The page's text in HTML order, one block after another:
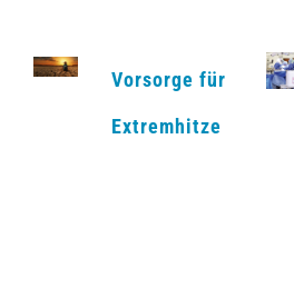
Vorsorge für
Extremhitze